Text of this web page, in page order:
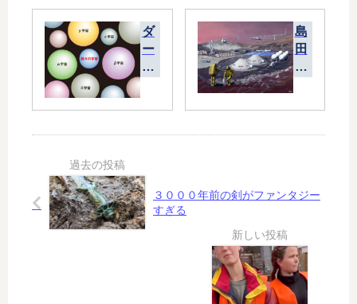
線
の
医
の
い
分
チ
ン
ッ
ド
ラ
ゴ
」
ち
上
ダ
ー
ク
ギ
あ
る
の
島
田
氏
が
の
に
な
る
３０００年前の剣がファンタジー
すぎる